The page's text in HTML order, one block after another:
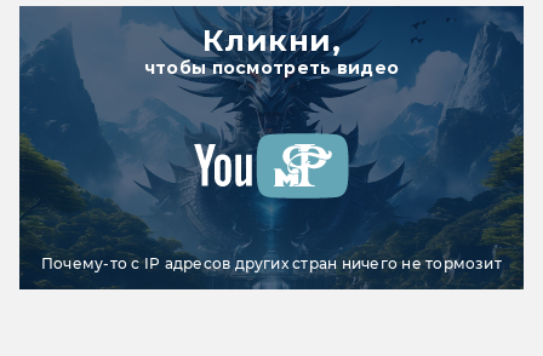
Кликни,
чтобы посмотреть видео
Почему-то с IP адресов других стран ничего не тормозит